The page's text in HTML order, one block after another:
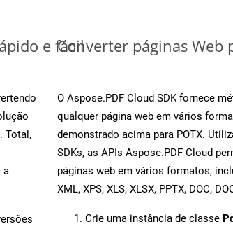
e fácil
Total,
a
Converter páginas Web
O Aspose.PDF Cloud SDK fornece
qualquer página web em vários
demonstrado acima para POTX.
SDKs, as APIs Aspose.PDF Cloud
páginas web em vários formatos,
XML, XPS, XLS, XLSX, PPTX, DOC,
Crie uma instância de classe